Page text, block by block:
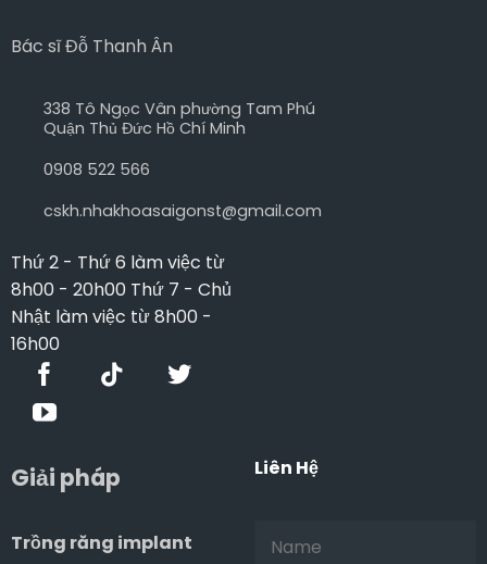
Bác sĩ Đỗ Thanh Ân
338 Tô Ngọc Vân phường Tam Phú
Quận Thủ Đức Hồ Chí Minh
0908 522 566
cskh.nhakhoasaigonst@gmail.com
Thứ 2 - Thứ 6 làm việc từ
8h00 - 20h00 Thứ 7 - Chủ
Nhật làm việc từ 8h00 -
16h00
Giải pháp
Trồng răng implant
Liên Hệ